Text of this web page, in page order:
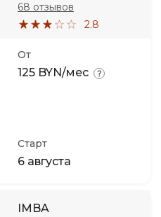
2.8
68 отзывов
От
125 BYN/мес
Старт
6 августа
IMBA